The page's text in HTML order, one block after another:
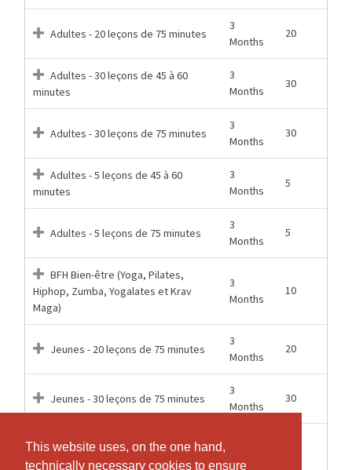
This website uses, on the one hand,
technically necessary cookies to ensure
This website uses, on the one hand,
technically necessary cookies to ensure
Adultes - 20 leçons de 75 minutes
3
Months
20
Adultes - 30 leçons de 45 à 60
minutes
3
Months
30
Adultes - 30 leçons de 75 minutes
3
Months
30
Adultes - 5 leçons de 45 à 60
minutes
3
Months
5
Adultes - 5 leçons de 75 minutes
3
Months
5
BFH Bien-être (Yoga, Pilates,
Hiphop, Zumba, Yogalates et Krav
Maga)
3
Months
10
Jeunes - 20 leçons de 75 minutes
3
Months
20
Jeunes - 30 leçons de 75 minutes
3
Months
30
Leçon d'essai - Probelektion